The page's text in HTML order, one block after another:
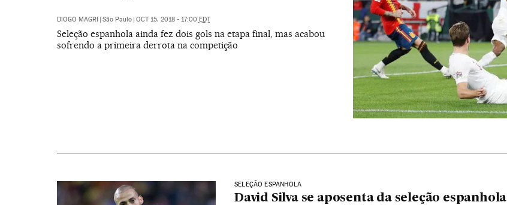
DIOGO MAGRI | São Paulo | OCT 15, 2018 - 17:00 EDT
Seleção espanhola ainda fez dois gols na etapa final, mas acabou
sofrendo a primeira derrota na competição
SELEÇÃO ESPANHOLA
David Silva se aposenta da seleção espanhola